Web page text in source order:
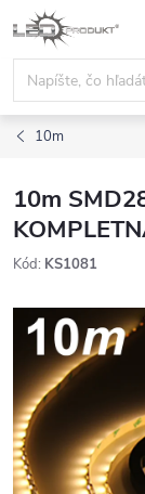
Prejsť
na
obsah
10m
10m
Kód: KS1081